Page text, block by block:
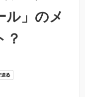
ル」のメ
？